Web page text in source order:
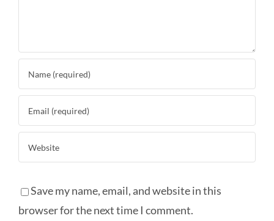
Save my name, email, and website in this
browser for the next time I comment.